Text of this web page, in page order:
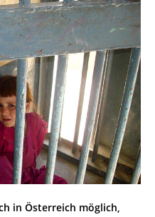
in Österreich möglich,